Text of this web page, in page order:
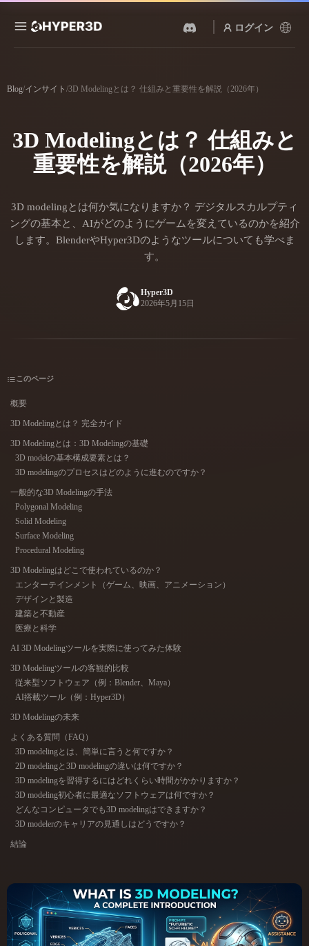
ログイン
Rodin ChatAvatar
機能
写真をアップロードするだ
けで、3Dオブジェクトが瞬
時に完成。
テキストから 3D
テキストプロンプトから3D
オブジェクトへ — 瞬時に。
動画を作成。
ら、高品質なビジュアルを
生成。
私たちのクリエイティブAI
を、あなたのアプリやワー
AIテクスチャジェネレーター
料金
リソース
コミュニティ
3D Printing Animation
Development
Metaverse
Mechanical
Engineering
プラグイン
Godot
ComfyUI
スタイル
Abstract Anime
Industrial Isometric Low Poly
Minimalist Modern Organic
Blog/インサイト /3D Modelingとは？ 仕組みと重要性を解説（2026年）
3D Modelingとは？ 仕組みと
重要性を解説（2026年）
3D modelingとは何か気になりますか？ デジタルスカルプティ
ングの基本と、AIがどのようにゲームを変えているのかを紹介
します。BlenderやHyper3Dのようなツールについても学べま
す。
Hyper3D
2026年5月15日
このページ
概要
3D Modelingとは？ 完全ガイド
3D Modelingとは：3D Modelingの基礎
3D modelの基本構成要素とは？
3D modelingのプロセスはどのように進むのですか？
一般的な3D Modelingの手法
Polygonal Modeling
Solid Modeling
Surface Modeling
Procedural Modeling
3D Modelingはどこで使われているのか？
エンターテインメント（ゲーム、映画、アニメーション）
デザインと製造
建築と不動産
医療と科学
AI 3D Modelingツールを実際に使ってみた体験
3D Modelingツールの客観的比較
従来型ソフトウェア（例：Blender、Maya）
AI搭載ツール（例：Hyper3D）
3D Modelingの未来
よくある質問（FAQ）
3D modelingとは、簡単に言うと何ですか？
2D modelingと3D modelingの違いは何ですか？
3D modelingを習得するにはどれくらい時間がかかりますか？
3D modeling初心者に最適なソフトウェアは何ですか？
どんなコンピュータでも3D modelingはできますか？
3D modelerのキャリアの見通しはどうですか？
結論